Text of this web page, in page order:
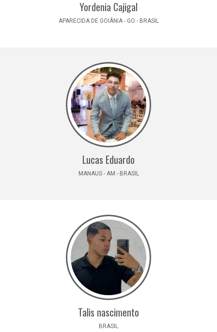
Yordenia Cajigal
APARECIDA DE GOIÂNIA - GO - BRASIL
Lucas Eduardo
MANAUS - AM - BRASIL
Talis nascimento
BRASIL